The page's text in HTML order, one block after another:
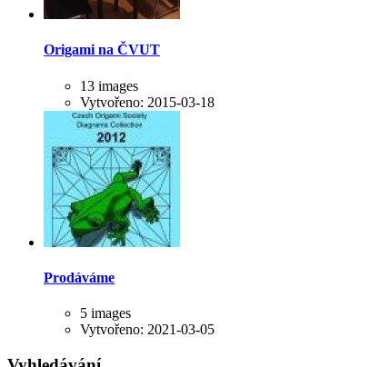
Origami na ČVUT
13 images
Vytvořeno: 2015-03-18
Prodáváme
5 images
Vytvořeno: 2021-03-05